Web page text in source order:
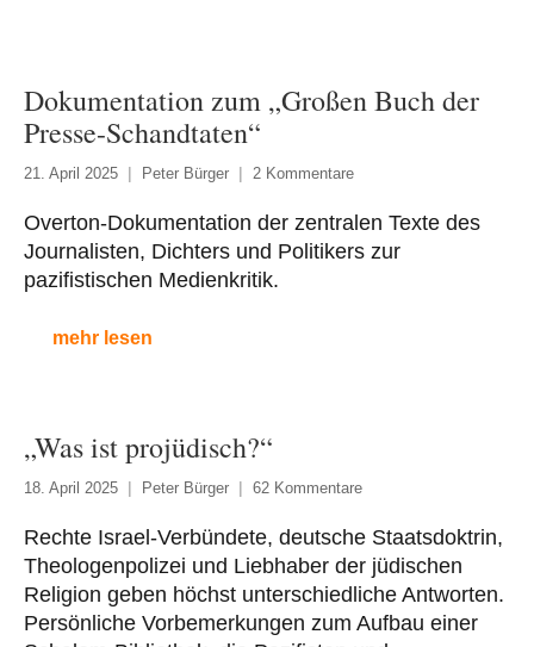
Dokumentation zum „Großen Buch der
Presse-Schandtaten“
21. April 2025 Peter Bürger 2 Kommentare
Overton-Dokumentation der zentralen Texte des
Journalisten, Dichters und Politikers zur
pazifistischen Medienkritik.
mehr lesen
„Was ist projüdisch?“
18. April 2025 Peter Bürger 62 Kommentare
Rechte Israel-Verbündete, deutsche Staatsdoktrin,
Theologenpolizei und Liebhaber der jüdischen
Religion geben höchst unterschiedliche Antworten.
Persönliche Vorbemerkungen zum Aufbau einer